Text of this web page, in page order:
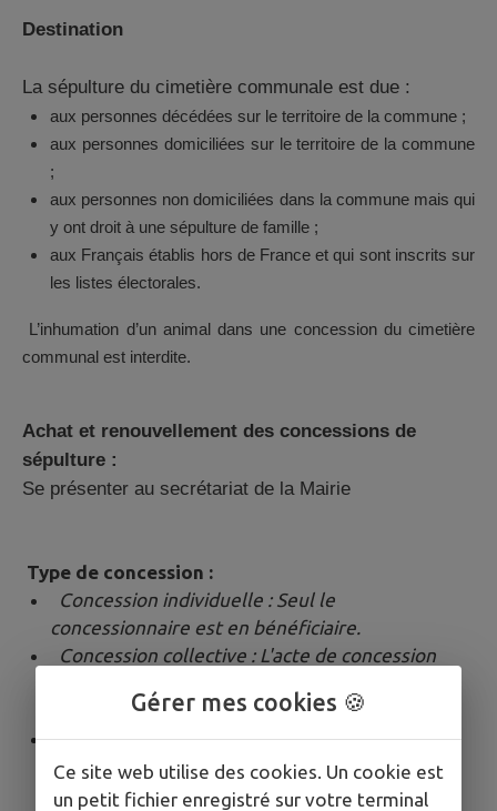
Destination
La sépulture du cimetière communale est due :
aux personnes décédées sur le territoire de la commune ;
aux personnes domiciliées sur le territoire de la commune
;
aux personnes non domiciliées dans la commune mais qui
y ont droit à une sépulture de famille ;
aux Français établis hors de France et qui sont inscrits sur
les listes électorales.
L’inhumation d’un animal dans une concession du cimetière
communal est interdite.
Achat et renouvellement des concessions de
sépulture :
Se présenter au secrétariat de la Mairie
Type de concession :
Concession individuelle : Seul le
concessionnaire est en bénéficiaire.
Concession collective : L'acte de concession
sur l'emplacement concédé.
Concession familiale : pour la sépulture du
concessionnaire et de sa famille.
Gérer mes cookies 🍪
Ce site web utilise des cookies. Un cookie est
un petit fichier enregistré sur votre terminal